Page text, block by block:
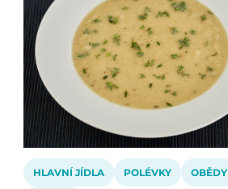
HLAVNÍ JÍDLA POLÉVKY OBĚDY